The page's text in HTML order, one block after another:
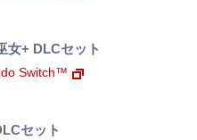
女+ DLCセット
Switch™
セット